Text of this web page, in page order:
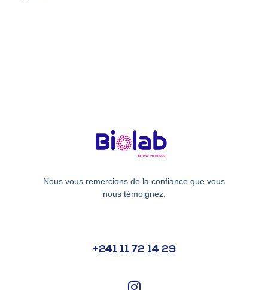
Nous vous remercions de la confiance que vous
nous témoignez.
+241 11 72 14 29